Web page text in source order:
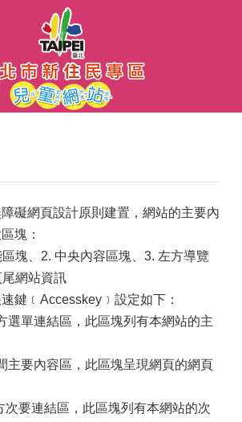
礙網頁設計原則建置，網站的主要內
塊：
塊、2. 中央內容區塊、3. 左方導覽
尾網站資訊
鍵﹝Accesskey﹞設定如下：
選單連結區，此區塊列有本網站的主
主要內容區，此區塊呈現網頁的網頁
次要連結區，此區塊列有本網站的次